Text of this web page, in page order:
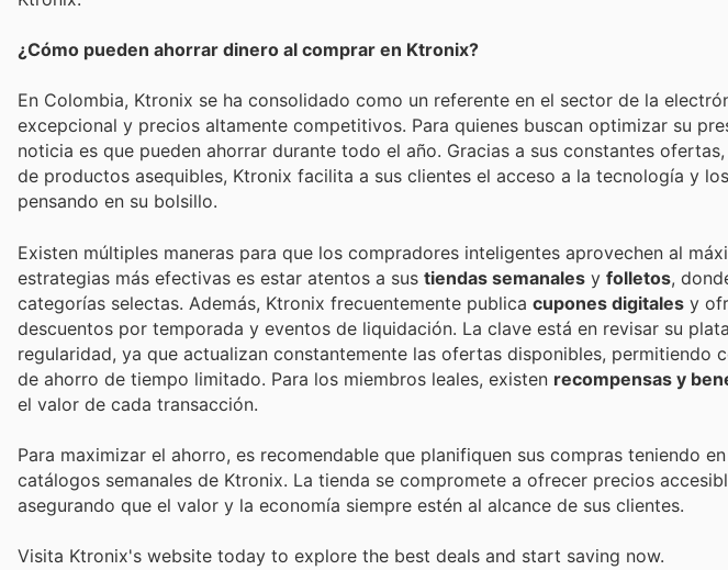
¿Cómo pueden ahorrar dinero al comprar en Ktronix?
En Colombia, Ktronix se ha consolidado como un referente en el sector de la
excepcional y precios altamente competitivos. Para quienes buscan optimizar su
noticia es que pueden ahorrar durante todo el año. Gracias a sus constantes
de productos asequibles, Ktronix facilita a sus clientes el acceso a la tecnología y
pensando en su bolsillo.
Existen múltiples maneras para que los compradores inteligentes aprovechen al
estrategias más efectivas es estar atentos a sus tiendas semanales y folletos,
categorías selectas. Además, Ktronix frecuentemente publica cupones digitales y
descuentos por temporada y eventos de liquidación. La clave está en revisar su
regularidad, ya que actualizan constantemente las ofertas disponibles, permitiendo
de ahorro de tiempo limitado. Para los miembros leales, existen recompensas y
el valor de cada transacción.
Para maximizar el ahorro, es recomendable que planifiquen sus compras teniendo
catálogos semanales de Ktronix. La tienda se compromete a ofrecer precios
asegurando que el valor y la economía siempre estén al alcance de sus clientes.
Visita Ktronix's website today to explore the best deals and start saving now.